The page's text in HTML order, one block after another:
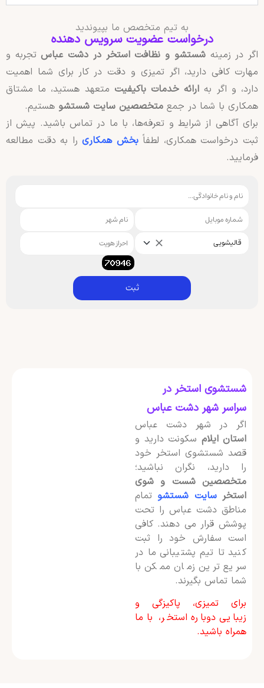
به تیم متخصص ما بپیوندید
درخواست عضویت سرویس دهنده
اگر در زمینه شستشو و نظافت استخر در دشت عباستجربه و
مهارت کافی دارید، اگر تمیزی و دقت در کار برای شما اهمیت
دارد، و اگر به ارائه خدمات باکیفیتمتعهد هستید، ما مشتاق
همکاری با شما در جمع متخصصین سایت شستشوهستیم.
برای آگاهی از شرایط و تعرفه‌ها، با ما در تماس باشید. پیش از
ثبت درخواست همکاری، لطفاً بخش همکاریرا به دقت مطالعه
فرمایید.
قالیشویی
ثبت
شستشوی استخر در
سراسر شهر دشت عباس
اگر در شهر دشت عباس
استان ایلامسکونت دارید و
قصد شستشوی استخر خود
را دارید، نگران نباشید؛
متخصصین شست و شوی
استخر سایت شستشوتمام
مناطق دشت عباس را تحت
پوشش قرار می دهند. کافی
است سفارش خود را ثبت
کنید تا تیم پشتیبانی ما در
سریع ترین زمان ممکن با
شما تماس بگیرند.
برای تمیزی، پاکیزگی و
زیبایی دوباره استخر، با ما
همراه باشید.